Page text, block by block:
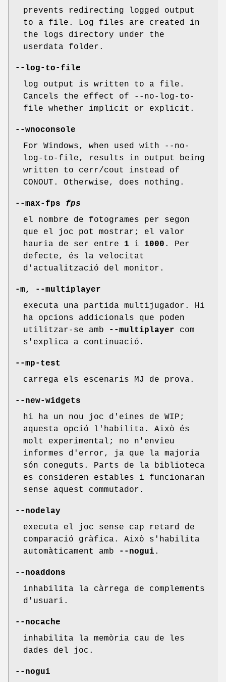
prevents redirecting logged output
to a file. Log files are created in
the logs directory under the
userdata folder.
--log-to-file
log output is written to a file.
Cancels the effect of --no-log-to-
file whether implicit or explicit.
--wnoconsole
For Windows, when used with --no-
log-to-file, results in output being
written to cerr/cout instead of
CONOUT. Otherwise, does nothing.
--max-fps fps
el nombre de fotogrames per segon
que el joc pot mostrar; el valor
hauria de ser entre 1 i 1000 . Per
defecte, és la velocitat
d'actualització del monitor.
-m, --multiplayer
executa una partida multijugador. Hi
ha opcions addicionals que poden
utilitzar-se amb
--multiplayer com
s'explica a continuació.
--mp-test
carrega els escenaris MJ de prova.
--new-widgets
hi ha un nou joc d'eines de WIP;
aquesta opció l'habilita. Això és
molt experimental; no n'envieu
informes d'error, ja que la majoria
són coneguts. Parts de la biblioteca
es consideren estables i funcionaran
sense aquest commutador.
--nodelay
executa el joc sense cap retard de
comparació gràfica. Això s'habilita
automàticament amb
--nogui .
--noaddons
inhabilita la càrrega de complements
d'usuari.
--nocache
inhabilita la memòria cau de les
dades del joc.
--nogui